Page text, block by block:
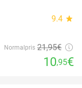
9.4 star
Normalpris 21,95€
10,95€